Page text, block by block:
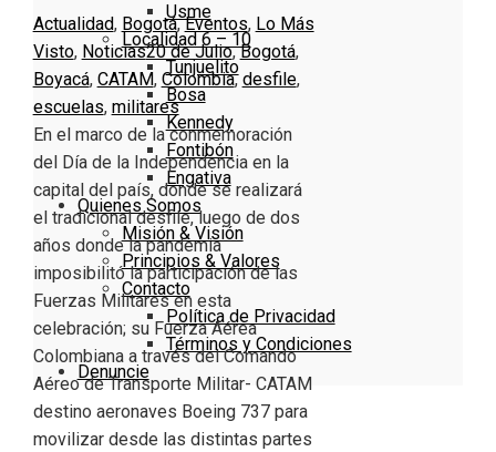
Usme
Localidad 6 – 10
Tunjuelito
Bosa
Kennedy
Fontibón
Engativa
Quienes Somos
Misión & Visión
Principios & Valores
Contacto
Política de Privacidad
Términos y Condiciones
Denuncie
Actualidad, Bogotá,Eventos, Lo Más
Visto, Noticias20 de Julio,Bogotá,
Boyacá, CATAM, Colombia,desfile,
escuelas, militares
En el marco de la conmemoración
del Día de la Independencia en la
capital del país, donde se realizará
el tradicional desfile, luego de dos
años donde la pandemia
imposibilitó la participación de las
Fuerzas Militares en esta
celebración; su Fuerza Aérea
Colombiana a través del Comando
Aéreo de Transporte Militar- CATAM
destino aeronaves Boeing 737 para
movilizar desde las distintas partes